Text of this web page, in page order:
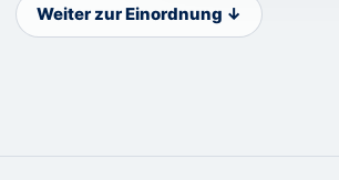
Weiter zur Einordnung ↓